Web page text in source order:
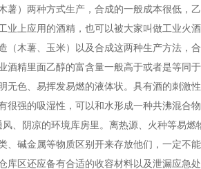
薯）两种方式生产，合成的一般成本很低，
业上应用的酒精，也可以被大家叫做工业火
（木薯、玉米）以及合成这两种生产方法，
酒精里面乙醇的富含量一般高于或者是等同
无色、易挥发易燃的液体状。具有酒的刺激
很强的吸湿性，可以和水形成一种共沸混合
、阴凉的环境库房里。离热源、火种等易
、碱金属等物质区别开来存放他们，一定不
库区还应备有合适的收容材料以及泄漏应急